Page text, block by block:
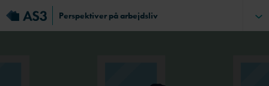
Perspektiver på arbejdsliv